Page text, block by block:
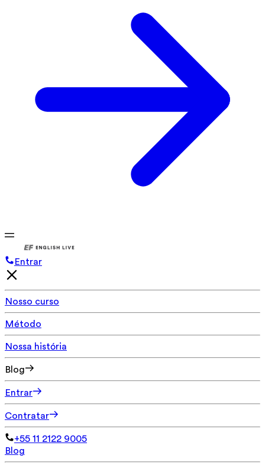
Entrar
Nosso curso
Método
Nossa história
Blog
Entrar
Contratar
+55 11 2122 9005
Blog